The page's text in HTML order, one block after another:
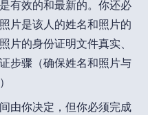
有效的和最新的。你还必
片是该人的姓名和照片的
片的身份证明文件真实、
步骤（确保姓名和照片与
由你决定，但你必须完成